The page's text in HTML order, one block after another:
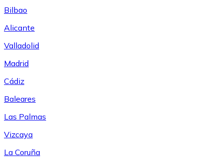
Bilbao
Alicante
Valladolid
Madrid
Cádiz
Baleares
Las Palmas
Vizcaya
La Coruña